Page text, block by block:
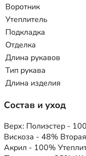
Воротник
Утеплитель
Подкладка
Отделка
Длина рукавов
Тип рукава
Длина изделия
Состав и уход
Верх: Полиэстер -
Вискоза - 48%
Акрил - 100%